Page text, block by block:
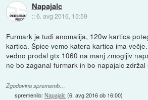
Napajalc
::6. avg 2016, 15:59
Furmark je tudi anomalija, 120w kartica
kartica. Špice vemo katera kartica ima
vedno prodal gtx 1060 na manj zmogljiv
ne bo zaganal furmark in bo napajalc zdržal
Zgodovina sprememb…
spremenilo:Napajalc (6. avg 2016 ob 16:00)